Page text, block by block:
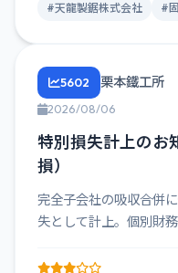
#天龍製鋸株式会社 #
5602 栗本鐵工所
2026/08/06
特別損失計上のお
損）
完全子会社の吸収合併
失として計上。個別財